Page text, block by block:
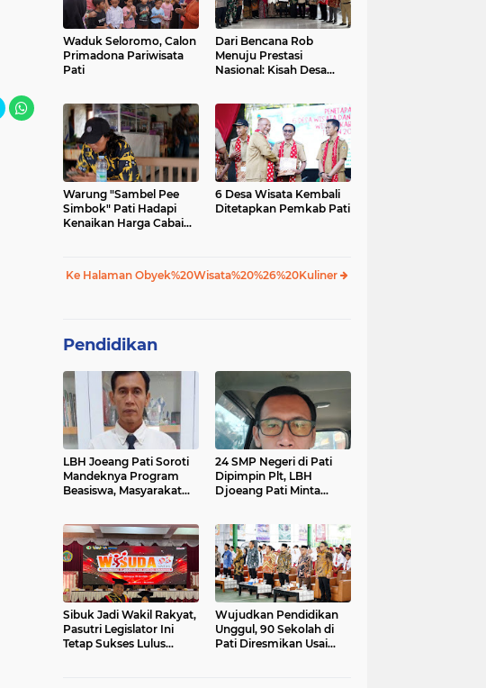
Waduk Seloromo, Calon
Primadona Pariwisata
Pati
Dari Bencana Rob
Menuju Prestasi
Nasional: Kisah Desa
Warung "Sambel Pee
Simbok" Pati Hadapi
Kenaikan Harga Cabai
6 Desa Wisata Kembali
Ditetapkan Pemkab Pati
Ke Halaman Obyek%20Wisata%20%26%20Kuliner
Pendidikan
LBH Joeang Pati Soroti
Mandeknya Program
Beasiswa, Masyarakat
24 SMP Negeri di Pati
Dipimpin Plt, LBH
Djoeang Pati Minta
Sibuk Jadi Wakil Rakyat,
Pasutri Legislator Ini
Tetap Sukses Lulus
Wujudkan Pendidikan
Unggul, 90 Sekolah di
Pati Diresmikan Usai